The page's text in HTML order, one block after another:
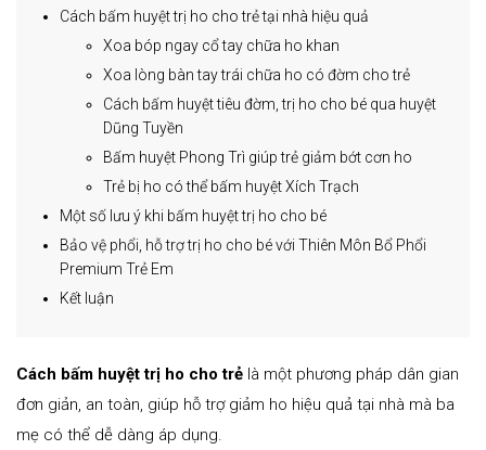
Cách bấm huyệt trị ho cho trẻ tại nhà hiệu quả
Xoa bóp ngay cổ tay chữa ho khan
Xoa lòng bàn tay trái chữa ho có đờm cho trẻ
Cách bấm huyệt tiêu đờm, trị ho cho bé qua huyệt
Dũng Tuyền
Bấm huyệt Phong Trì giúp trẻ giảm bớt cơn ho
Trẻ bị ho có thể bấm huyệt Xích Trạch
Một số lưu ý khi bấm huyệt trị ho cho bé
Bảo vệ phổi, hỗ trợ trị ho cho bé với Thiên Môn Bổ Phổi
Premium Trẻ Em
Kết luận
Cách bấm huyệt trị ho cho trẻ là một phương pháp dân gian
đơn giản, an toàn, giúp hỗ trợ giảm ho hiệu quả tại nhà mà ba
mẹ có thể dễ dàng áp dụng.